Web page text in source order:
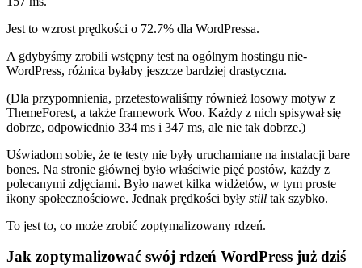
Jest to wzrost prędkości o 72.7% dla WordPressa.
A gdybyśmy zrobili wstępny test na ogólnym hostingu nie-
WordPress, różnica byłaby jeszcze bardziej drastyczna.
(Dla przypomnienia, przetestowaliśmy również losowy motyw z
ThemeForest, a także framework Woo. Każdy z nich spisywał się
dobrze, odpowiednio 334 ms i 347 ms, ale nie tak dobrze.)
Uświadom sobie, że te testy nie były uruchamiane na instalacji bare
bones. Na stronie głównej było właściwie pięć postów, każdy z
polecanymi zdjęciami. Było nawet kilka widżetów, w tym proste
ikony społecznościowe. Jednak prędkości były still tak szybko.
To jest to, co może zrobić zoptymalizowany rdzeń.
Jak zoptymalizować swój rdzeń WordPress już dziś